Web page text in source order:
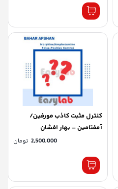
کنترل مثبت کاذب مورفین/
آمفتامین – بهار افشان
2,500,000 تومان